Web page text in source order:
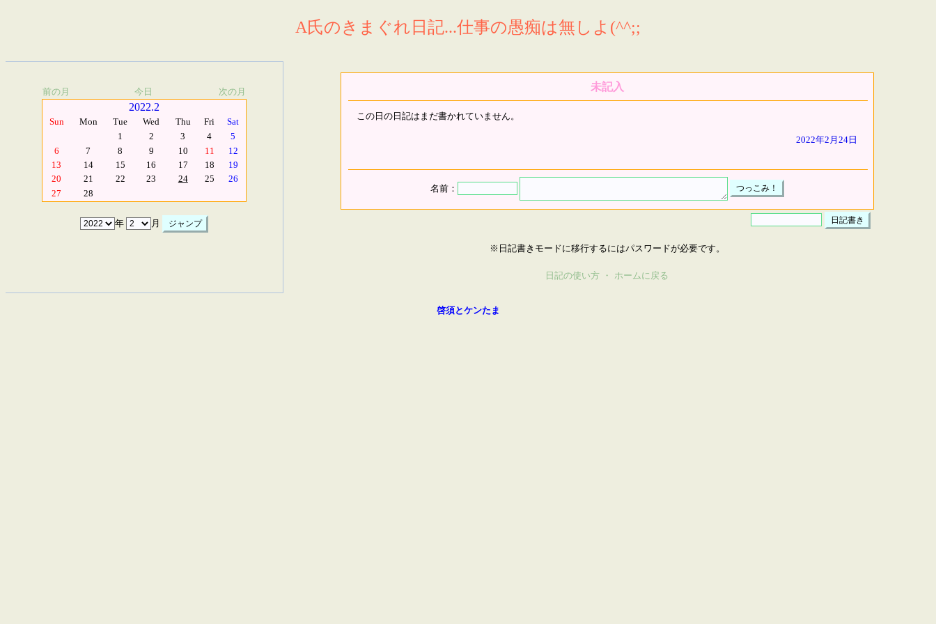
A氏のきまぐれ日記...仕事の愚痴は無しよ(^^;;
前の月 今日 次の月
2022.2
Sun Mon Tue Wed Thu Fri
Sat
1
2 3 4
5
6
7 8 9 10 11
12
13
14 15 16 17 18
19
20
21 22 23 24 25
26
27
28
年 月
未記入
この日の日記はまだ書かれていません。
2022年2月24日
名前：
※日記書きモードに移行するにはパスワードが必要です。
日記の使い方 ・ ホームに戻る
啓須とケンたま